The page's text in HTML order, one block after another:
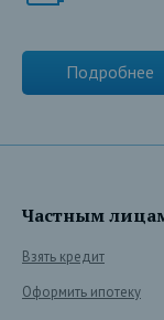
Подробнее
Частным
Взять кредит
Оформить ипотеку